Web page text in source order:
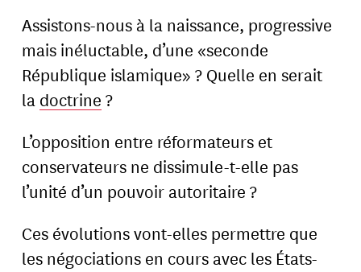
Assistons-nous à la naissance, progressive
mais inéluctable, d’une «seconde
République islamique» ? Quelle en serait
la doctrine ?
L’opposition entre réformateurs et
conservateurs ne dissimule-t-elle pas
l’unité d’un pouvoir autoritaire ?
Ces évolutions vont-elles permettre que
les négociations en cours avec les États-